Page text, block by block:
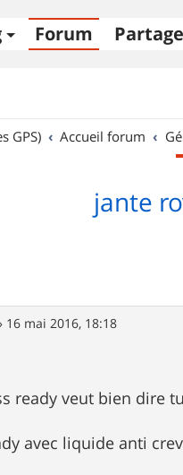
Forum
GPS)
Accueil forum
jante
16 mai 2016, 18:18
ready veut bien dire
avec liquide anti